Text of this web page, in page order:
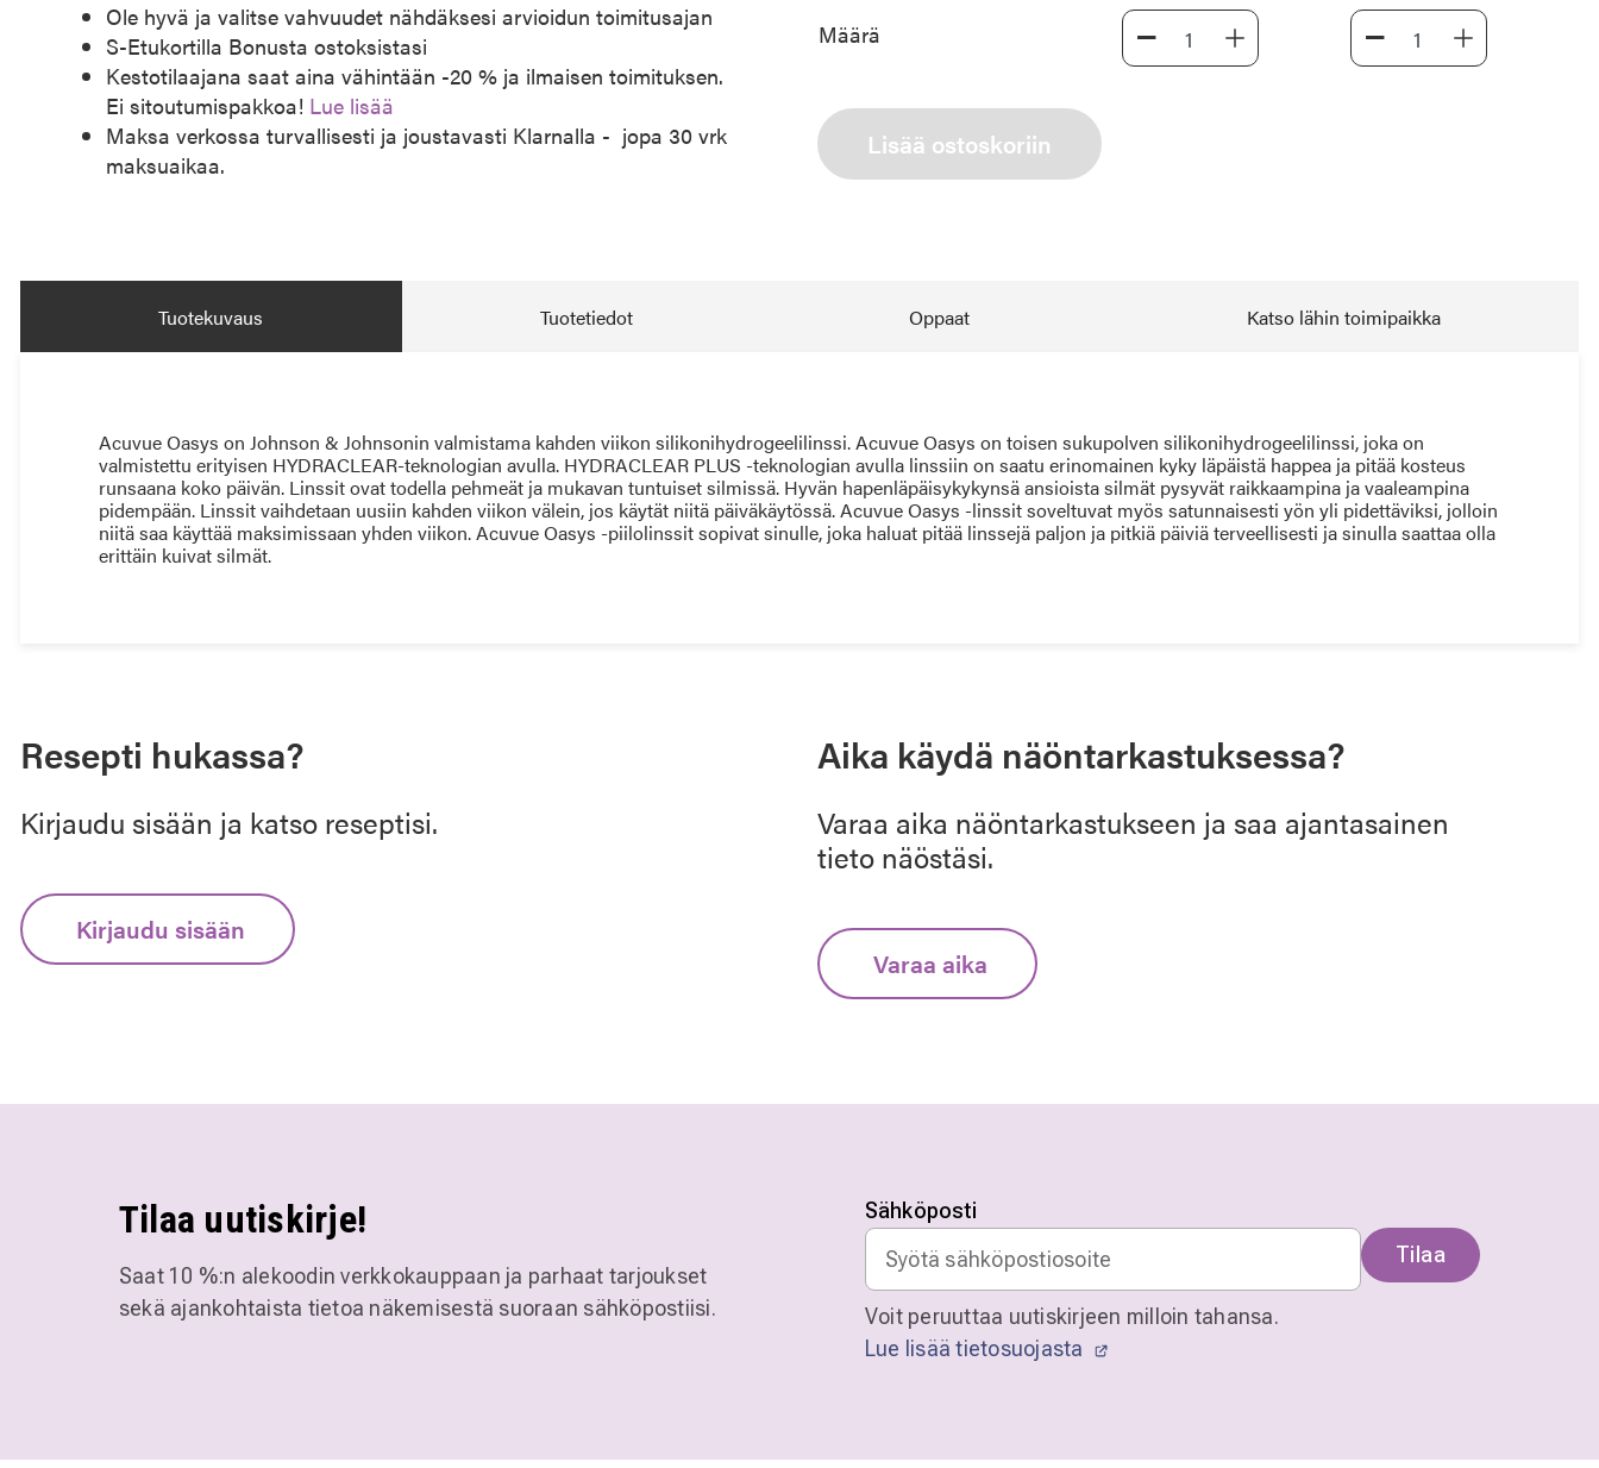
Ole hyvä ja valitse vahvuudet nähdäksesi arvioidun toimitusajan
S-Etukortilla Bonusta ostoksistasi
Kestotilaajana saat aina vähintään -20 % ja ilmaisen toimituksen.
Ei sitoutumispakkoa! Lue lisää
Maksa verkossa turvallisesti ja joustavasti Klarnalla - jopa 30 vrk
maksuaikaa.
Määrä
Lisää ostoskoriin
Tuotekuvaus Tuotetiedot Oppaat Katso lähin toimipaikka
Acuvue Oasys on Johnson & Johnsonin valmistama kahden viikon silikonihydrogeelilinssi. Acuvue Oasys on toisen sukupolven silikonihydrogeelilinssi, joka on
valmistettu erityisen HYDRACLEAR-teknologian avulla. HYDRACLEAR PLUS -teknologian avulla linssiin on saatu erinomainen kyky läpäistä happea ja pitää kosteus
runsaana koko päivän. Linssit ovat todella pehmeät ja mukavan tuntuiset silmissä. Hyvän hapenläpäisykykynsä ansioista silmät pysyvät raikkaampina ja vaaleampina
pidempään. Linssit vaihdetaan uusiin kahden viikon välein, jos käytät niitä päiväkäytössä. Acuvue Oasys -linssit soveltuvat myös satunnaisesti yön yli pidettäviksi, jolloin
niitä saa käyttää maksimissaan yhden viikon. Acuvue Oasys -piilolinssit sopivat sinulle, joka haluat pitää linssejä paljon ja pitkiä päiviä terveellisesti ja sinulla saattaa olla
erittäin kuivat silmät.
Resepti hukassa?
Kirjaudu sisään ja katso reseptisi.
Kirjaudu sisään
Aika käydä näöntarkastuksessa?
Varaa aika näöntarkastukseen ja saa ajantasainen
tieto näöstäsi.
Varaa aika
Tilaa uutiskirje!
Saat 10 %:n alekoodin verkkokauppaan ja parhaat tarjoukset
sekä ajankohtaista tietoa näkemisestä suoraan sähköpostiisi.
Sähköposti
Tilaa
Voit peruuttaa uutiskirjeen milloin tahansa.
Lue lisää tietosuojasta